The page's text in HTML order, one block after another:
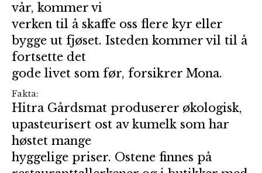
vår, kommer vi
verken til å skaffe oss flere kyr eller
bygge ut fjøset. Isteden kommer vil til å
fortsette det
gode livet som før, forsikrer Mona.
Fakta:
Hitra Gårdsmat produserer økologisk,
upasteurisert ost av kumelk som har
høstet mange
hyggelige priser. Ostene finnes på